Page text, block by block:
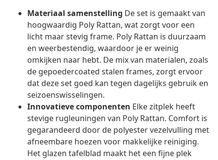
Materiaal samenstelling De set is gemaakt van
hoogwaardig Poly Rattan, wat zorgt voor een
licht maar stevig frame. Poly Rattan is duurzaam
en weerbestendig, waardoor je er weinig
omkijken naar hebt. De mix van materialen, zoals
de gepoedercoated stalen frames, zorgt ervoor
dat deze set goed kan tegen dagelijks gebruik en
seizoenswisselingen.
Innovatieve componenten Elke zitplek heeft
stevige rugleuningen van Poly Rattan. Comfort is
gegarandeerd door de polyester vezelvulling met
afneembare hoezen voor makkelijke reiniging.
Het glazen tafelblad maakt het een fijne plek